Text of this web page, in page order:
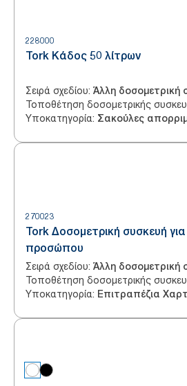
228000
Tork Κάδος 50 λίτρων
Σειρά σχεδίου: Άλλη δοσομετρική
Τοποθέτηση δοσομετρικής
Υποκατηγορία: Σακούλες
270023
Tork Δοσομετρική συσκευή
προσώπου
Σειρά σχεδίου: Άλλη δοσομετρική
Τοποθέτηση δοσομετρικής
Υποκατηγορία: Επιτραπέζια